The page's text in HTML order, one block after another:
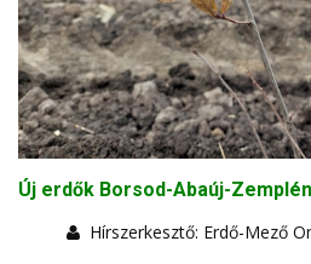
Új erdők Borsod-Abaúj-
Hírszerkesztő: Erdő-Mező